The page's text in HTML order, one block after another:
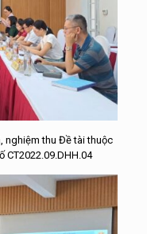
nghiệm thu Đề tài thuộc
CT2022.09.DHH.04